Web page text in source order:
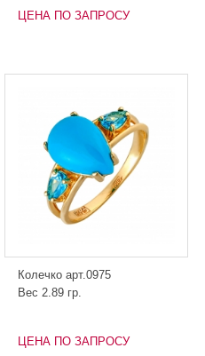
ЦЕНА ПО ЗАПРОСУ
Колечко арт.0975
Вес 2.89 гр.
ЦЕНА ПО ЗАПРОСУ